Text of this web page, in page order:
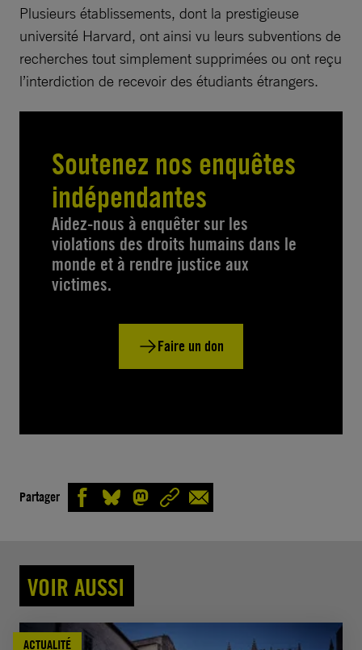
Plusieurs établissements, dont la prestigieuse
université Harvard, ont ainsi vu leurs subventions de
recherches tout simplement supprimées ou ont reçu
l’interdiction de recevoir des étudiants étrangers.
Soutenez nos enquêtes
indépendantes
Aidez-nous à enquêter sur les
violations des droits humains dans le
monde et à rendre justice aux
victimes.
Faire un don
Partager
VOIR AUSSI
ACTUALITÉ